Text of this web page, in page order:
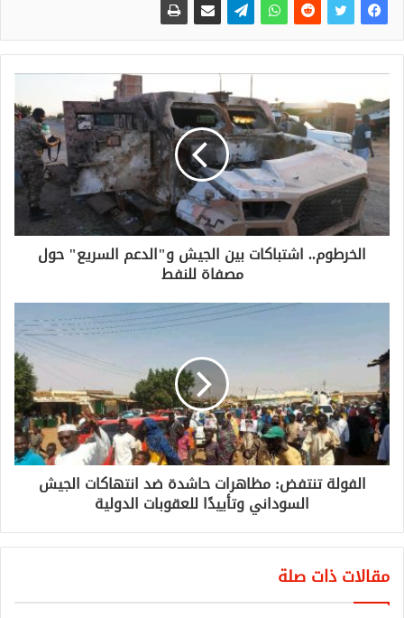
الخرطوم.. اشتباكات بين الجيش و"الدعم السريع" حول
مصفاة للنفط
الفولة تنتفض: مظاهرات حاشدة ضد انتهاكات الجيش
السوداني وتأييدًا للعقوبات الدولية
مقالات ذات صلة